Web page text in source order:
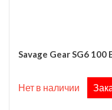
Savage Gear SG6 100
Нет в наличии